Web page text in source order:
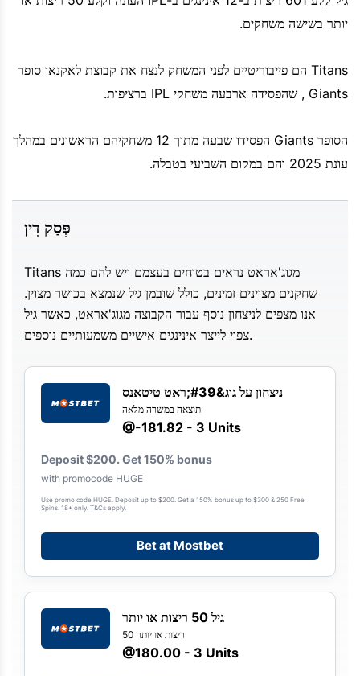
יותר בשישה משחקים.
Titans הם פייבוריטיים לפני המשחק לנצח את קבוצת לאקנאו סופר
Giants , שהפסידה ארבעה משחקי IPL ברציפות.
הסופר Giants הפסידו שבעה מתוך 12 משחקיהם הראשונים במהלך
עונת 2025 והם במקום השביעי בטבלה.
פְּסַק דִין
Titans מגוג'אראט נראים בטוחים בעצמם ויש להם כמה
שחקנים מצוינים זמינים, כולל שובמן גיל שנמצא בכושר מצוין.
אנו מצפים לניצחון נוסף עבור הקבוצה מגוג'אראט, כאשר גיל
צפוי לייצר אינינגים אישיים משמעותיים נוספים.
ניצחון על גוג&#39;ראט טיטאנס
תוצאה במשרה מלאה
@-181.82 - 3 Units
Deposit $200. Get 150% bonus
with promocode HUGE
Use promo code HUGE. Deposit up to $200. Get a 150% bonus up to $300 & 250 Free
Spins. 18+ only. T&Cs apply.
Bet at Mostbet
גיל 50 ריצות או יותר
50 ריצות או יותר
@180.00 - 3 Units